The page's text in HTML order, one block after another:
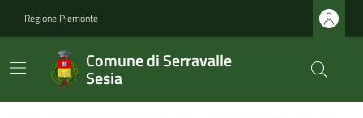
Regione Piemonte
Comune di Serravalle
Sesia